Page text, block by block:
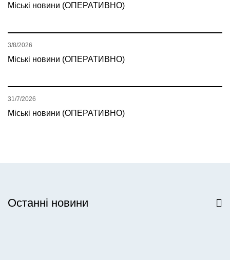
Міські новини (ОПЕРАТИВНО)
Міські новини (ОПЕРАТИВНО)
3/8/2026
Міські новини (ОПЕРАТИВНО)
31/7/2026
Останні новини